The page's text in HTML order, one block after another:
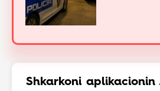
Shkarkoni aplikacionin